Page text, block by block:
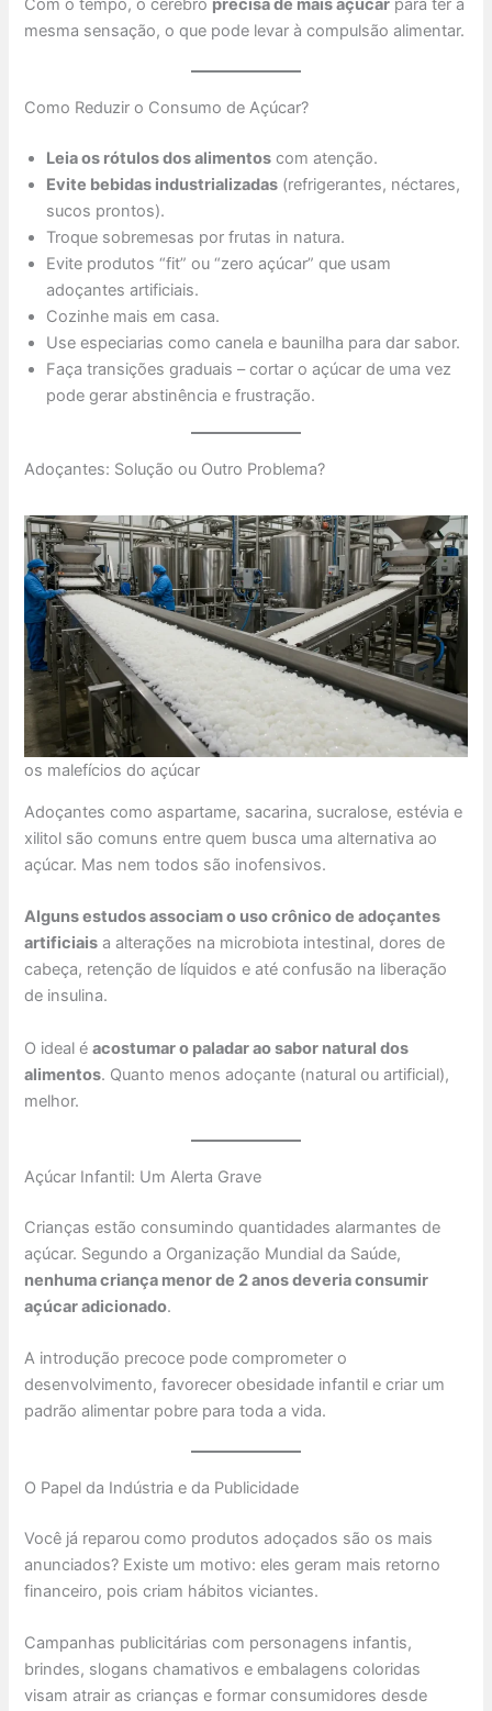
Com o tempo, o cérebro precisa de mais açúcar para ter a
mesma sensação, o que pode levar à compulsão alimentar.
Como Reduzir o Consumo de Açúcar?
Leia os rótulos dos alimentos com atenção.
Evite bebidas industrializadas (refrigerantes, néctares,
sucos prontos).
Troque sobremesas por frutas in natura.
Evite produtos “fit” ou “zero açúcar” que usam
adoçantes artificiais.
Cozinhe mais em casa.
Use especiarias como canela e baunilha para dar sabor.
Faça transições graduais – cortar o açúcar de uma vez
pode gerar abstinência e frustração.
Adoçantes: Solução ou Outro Problema?
os malefícios do açúcar
Adoçantes como aspartame, sacarina, sucralose, estévia e
xilitol são comuns entre quem busca uma alternativa ao
açúcar. Mas nem todos são inofensivos.
Alguns estudos associam o uso crônico de adoçantes
artificiais a alterações na microbiota intestinal, dores de
cabeça, retenção de líquidos e até confusão na liberação
de insulina.
O ideal éacostumar o paladar ao sabor natural dos
alimentos. Quanto menos adoçante (natural ou artificial),
melhor.
Açúcar Infantil: Um Alerta Grave
Crianças estão consumindo quantidades alarmantes de
açúcar. Segundo a Organização Mundial da Saúde,
nenhuma criança menor de 2 anos deveria consumir
açúcar adicionado.
A introdução precoce pode comprometer o
desenvolvimento, favorecer obesidade infantil e criar um
padrão alimentar pobre para toda a vida.
O Papel da Indústria e da Publicidade
Você já reparou como produtos adoçados são os mais
anunciados? Existe um motivo: eles geram mais retorno
financeiro, pois criam hábitos viciantes.
Campanhas publicitárias com personagens infantis,
brindes, slogans chamativos e embalagens coloridas
visam atrair as crianças e formar consumidores desde